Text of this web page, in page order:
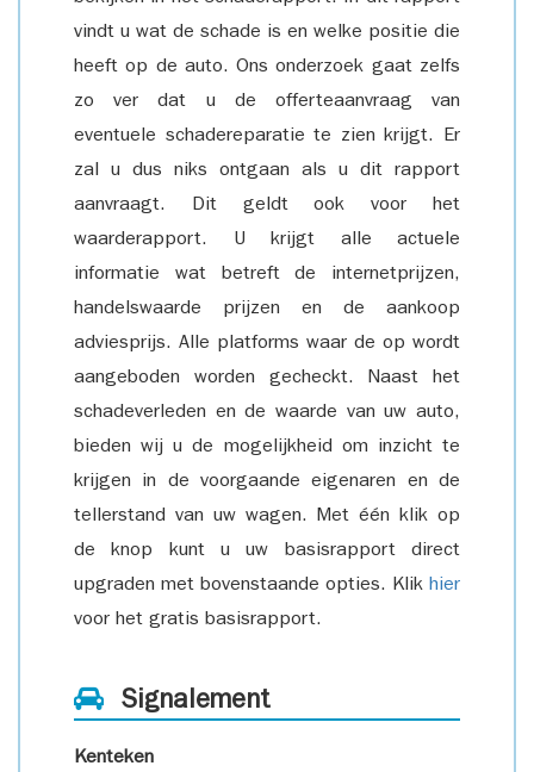
vindt u wat de schade is en welke positie die
heeft op de auto. Ons onderzoek gaat zelfs
zo ver dat u de offerteaanvraag van
eventuele schadereparatie te zien krijgt. Er
zal u dus niks ontgaan als u dit rapport
aanvraagt. Dit geldt ook voor het
waarderapport. U krijgt alle actuele
informatie wat betreft de internetprijzen,
handelswaarde prijzen en de aankoop
adviesprijs. Alle platforms waar de op wordt
aangeboden worden gecheckt. Naast het
schadeverleden en de waarde van uw auto,
bieden wij u de mogelijkheid om inzicht te
krijgen in de voorgaande eigenaren en de
tellerstand van uw wagen. Met één klik op
de knop kunt u uw basisrapport direct
upgraden met bovenstaande opties. Klik hier
voor het gratis basisrapport.
Signalement
Kenteken